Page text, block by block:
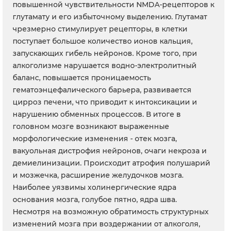
повышенной чувствительности NMDA-рецепторов к
глутамату и его избыточному выделению. Глутамат
чрезмерно стимулирует рецепторы, в клетки
поступает большое количество ионов кальция,
запускающих гибель нейронов. Кроме того, при
алкоголизме нарушается водно-электролитный
баланс, повышается проницаемость
гематоэнцефалического барьера, развивается
цирроз печени, что приводит к интоксикации и
нарушению обменных процессов. В итоге в
головном мозге возникают выраженные
морфологические изменения - отек мозга,
вакуольная дистрофия нейронов, очаги некроза и
демиелинизации. Происходит атрофия полушарий
и мозжечка, расширение желудочков мозга.
Наиболее уязвимы холинергические ядра
основания мозга, голубое пятно, ядра шва.
Несмотря на возможную обратимость структурных
изменений мозга при воздержании от алкоголя,